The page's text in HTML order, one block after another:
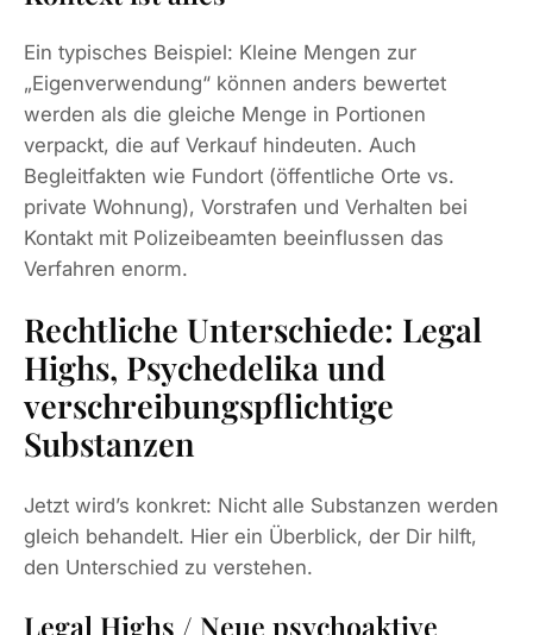
Ein typisches Beispiel: Kleine Mengen zur
„Eigenverwendung“ können anders bewertet
werden als die gleiche Menge in Portionen
verpackt, die auf Verkauf hindeuten. Auch
Begleitfakten wie Fundort (öffentliche Orte vs.
private Wohnung), Vorstrafen und Verhalten bei
Kontakt mit Polizeibeamten beeinflussen das
Verfahren enorm.
Rechtliche Unterschiede: Legal
Highs, Psychedelika und
verschreibungspflichtige
Substanzen
Jetzt wird’s konkret: Nicht alle Substanzen werden
gleich behandelt. Hier ein Überblick, der Dir hilft,
den Unterschied zu verstehen.
Legal Highs / Neue psychoaktive